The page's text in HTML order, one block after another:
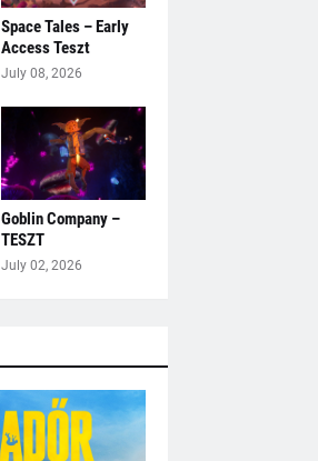
Space Tales – Early
Access Teszt
July 08, 2026
Goblin Company –
TESZT
July 02, 2026